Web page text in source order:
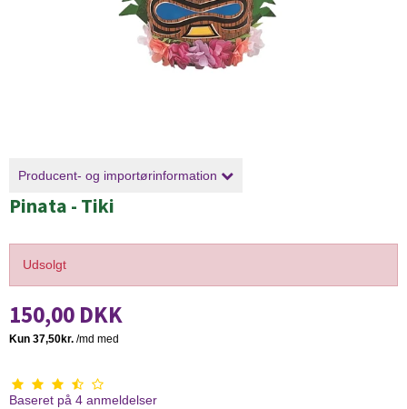
Producent- og importørinformation
Pinata - Tiki
Udsolgt
150,00 DKK
Baseret på 4 anmeldelser